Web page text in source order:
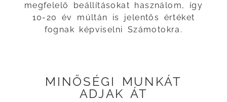
megfelelő beállításokat használom, így
10-20 év múltán is jelentős értéket
fognak képviselni Számotokra.
MINŐSÉGI MUNKÁT
ADJAK ÁT